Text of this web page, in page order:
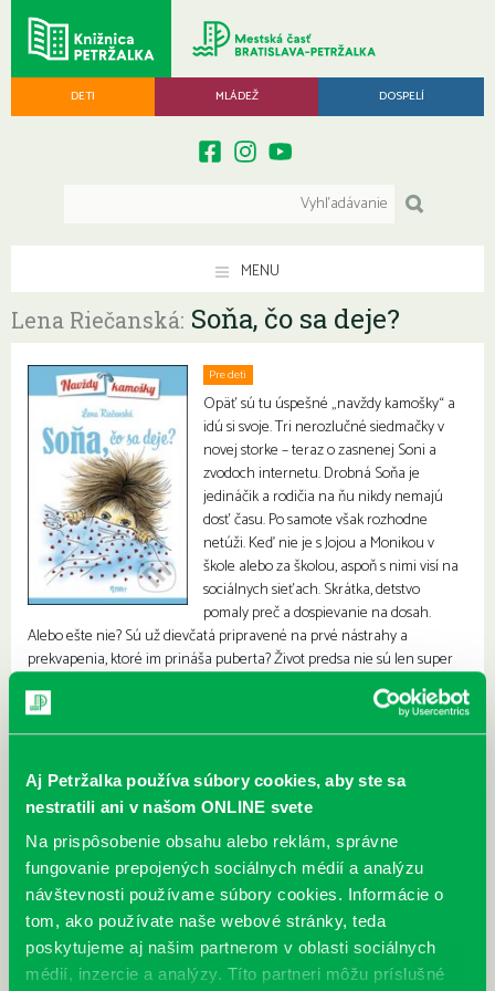
Aj Petržalka používa súbory cookies, aby ste sa
nestratili ani v našom ONLINE svete
Na prispôsobenie obsahu alebo reklám, správne
fungovanie prepojených sociálnych médií a analýzu
návštevnosti používame súbory cookies. Informácie o
tom, ako používate naše webové stránky, teda
poskytujeme aj našim partnerom v oblasti sociálnych
médií, inzercie a analýzy. Títo partneri môžu príslušné
DETI MLÁDEŽ DOSPELÍ
MENU
Lena Riečanská: Soňa, čo sa deje?
Pre deti
Opäť sú tu úspešné „navždy kamošky“ a
idú si svoje. Tri nerozlučné siedmačky v
novej storke – teraz o zasnenej Soni a
zvodoch internetu. Drobná Soňa je
jedináčik a rodičia na ňu nikdy nemajú
dosť času. Po samote však rozhodne
netúži. Keď nie je s Jojou a Monikou v
škole alebo za školou, aspoň s nimi visí na
sociálnych sieťach. Skrátka, detstvo
pomaly preč a dospievanie na dosah.
Alebo ešte nie? Sú už dievčatá pripravené na prvé nástrahy a
prekvapenia, ktoré im prináša puberta? Život predsa nie sú len super
zážitky a ružové sny. A na čete nie sú všetci až takí svätí… Čítajte druhú
časť dievčenskej trilógie, v ktorej na scénu nečakane prichádza Tibor…